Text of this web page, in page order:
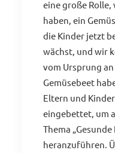
eine große Rolle,
haben, ein
die Kinder jetzt
wächst, und wir
vom Ursprung
Gemüsebeet
Eltern und
eingebettet, um
Thema
heranzuführen.